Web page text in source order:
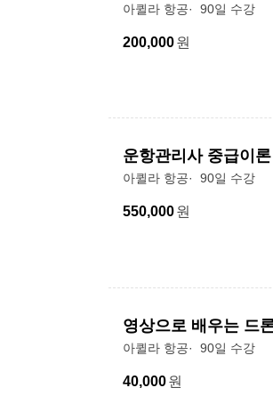
아퀼라 항공 90일 수강
200,000원
운항관리사 중급이
아퀼라 항공 90일 수강
550,000원
영상으로 배우는 드
아퀼라 항공 90일 수강
40,000원